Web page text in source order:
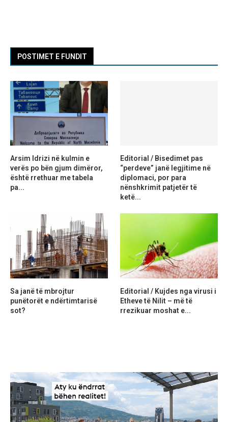
POSTIMET E FUNDIT
Arsim Idrizi në kulmin e
verës po bën gjum dimëror,
është rrethuar me tabela
pa...
Editorial / Bisedimet pas
“perdeve” janë legjitime në
diplomaci, por para
nënshkrimit patjetër të
ketë...
Sa janë të mbrojtur
punëtorët e ndërtimtarisë
sot?
Editorial / Kujdes nga virusi i
Etheve të Nilit – më të
rrezikuar moshat e...